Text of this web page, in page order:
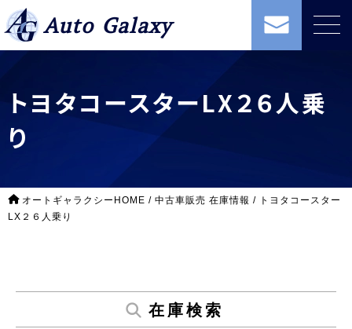
Auto Galaxy
トヨタコースターLX２６人乗
り
オートギャラクシーHOME / 中古車販売 在庫情報 / トヨタコースター
LX２６人乗り
在庫検索